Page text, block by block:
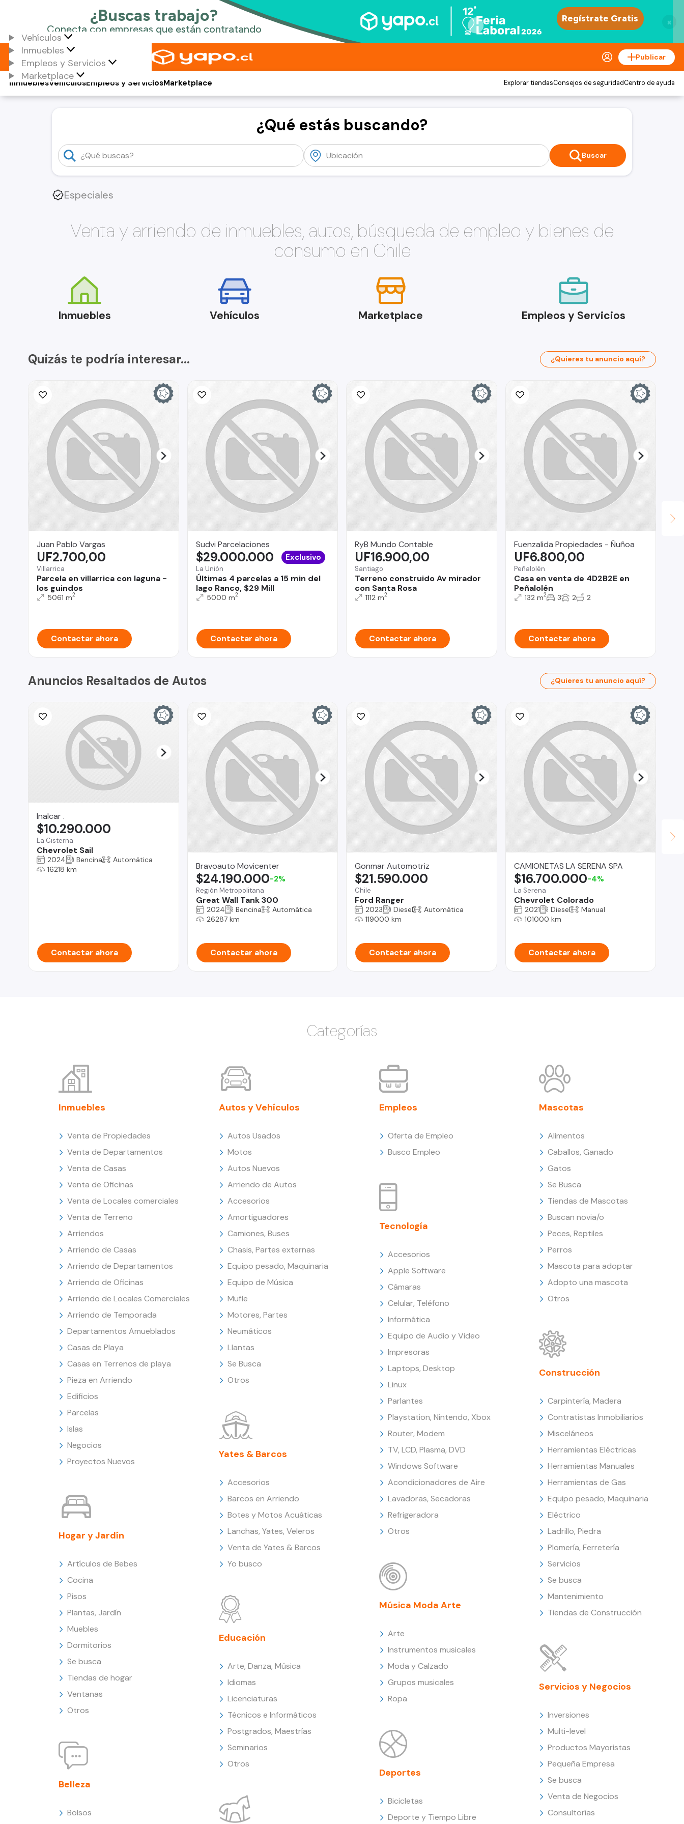
×
Vehículos
Inmuebles
Empleos y Servicios
Marketplace
Publicar
Vehículos
Inmuebles Empleos y ServiciosMarketplace Explorar tiendasConsejos de seguridadCentro de ayuda
¿Qué estás buscando?
Buscar
Especiales
Venta y arriendo de inmuebles, autos, búsqueda de empleo y bienes de
consumo en Chile
Inmuebles Vehículos Marketplace Empleos y Servicios
Quizás te podría interesar... ¿Quieres tu anuncio aquí?
Juan Pablo Vargas
Villarrica
Parcela en villarrica con laguna -
los guindos
UF2.700,00
5061 m2
Contactar ahora
Sudvi Parcelaciones
La Unión
Últimas 4 parcelas a 15 min del
lago Ranco, $29 Mill
$29.000.000 Exclusivo
5000 m2
Contactar ahora
RyB Mundo Contable
Santiago
Terreno construido Av mirador
con Santa Rosa
UF16.900,00
1112 m2
Contactar ahora
Fuenzalida Propiedades - Ñuñoa
Peñalolén
Casa en venta de 4D2B2E en
Peñalolén
UF6.800,00
132 m2 3 2 2
Contactar ahora
Anuncios Resaltados de Autos ¿Quieres tu anuncio aquí?
Inalcar .
La Cisterna
Chevrolet Sail
$10.290.000
2024 Bencina
Automática
16218 km
Contactar ahora
Bravoauto Movicenter
Región Metropolitana
Great Wall Tank 300
$24.190.000-2%
2024 Bencina
Automática
26287 km
Contactar ahora
Gonmar Automotriz
Chile
Ford Ranger
$21.590.000
2023 Diesel
Automática
119000 km
Contactar ahora
CAMIONETAS LA SERENA SPA
La Serena
Chevrolet Colorado
$16.700.000-4%
2021 Diesel
Manual
101000 km
Contactar ahora
Categorías
Inmuebles
Venta de Propiedades
Venta de Departamentos
Venta de Casas
Venta de Oficinas
Venta de Locales comerciales
Venta de Terreno
Arriendos
Arriendo de Casas
Arriendo de Departamentos
Arriendo de Oficinas
Arriendo de Locales Comerciales
Arriendo de Temporada
Departamentos Amueblados
Casas de Playa
Casas en Terrenos de playa
Pieza en Arriendo
Edificios
Parcelas
Islas
Negocios
Proyectos Nuevos
Hogar y Jardín
Artículos de Bebes
Cocina
Pisos
Plantas, Jardín
Muebles
Dormitorios
Se busca
Tiendas de hogar
Ventanas
Otros
Belleza
Bolsos
Autos y Vehículos
Autos Usados
Motos
Autos Nuevos
Arriendo de Autos
Accesorios
Amortiguadores
Camiones, Buses
Chasis, Partes externas
Equipo pesado, Maquinaria
Equipo de Música
Mufle
Motores, Partes
Neumáticos
Llantas
Se Busca
Otros
Yates & Barcos
Accesorios
Barcos en Arriendo
Botes y Motos Acuáticas
Lanchas, Yates, Veleros
Venta de Yates & Barcos
Yo busco
Educación
Arte, Danza, Música
Idiomas
Licenciaturas
Técnicos e Informáticos
Postgrados, Maestrías
Seminarios
Otros
Empleos
Oferta de Empleo
Busco Empleo
Tecnología
Accesorios
Apple Software
Cámaras
Celular, Teléfono
Informática
Equipo de Audio y Video
Impresoras
Laptops, Desktop
Linux
Parlantes
Playstation, Nintendo, Xbox
Router, Modem
TV, LCD, Plasma, DVD
Windows Software
Acondicionadores de Aire
Lavadoras, Secadoras
Refrigeradora
Otros
Música Moda Arte
Arte
Instrumentos musicales
Moda y Calzado
Grupos musicales
Ropa
Deportes
Bicicletas
Deporte y Tiempo Libre
Mascotas
Alimentos
Caballos, Ganado
Gatos
Se Busca
Tiendas de Mascotas
Buscan novia/o
Peces, Reptiles
Perros
Mascota para adoptar
Adopto una mascota
Otros
Construcción
Carpintería, Madera
Contratistas Inmobiliarios
Misceláneos
Herramientas Eléctricas
Herramientas Manuales
Herramientas de Gas
Equipo pesado, Maquinaria
Eléctrico
Ladrillo, Piedra
Plomería, Ferretería
Servicios
Se busca
Mantenimiento
Tiendas de Construcción
Servicios y Negocios
Inversiones
Multi-level
Productos Mayoristas
Pequeña Empresa
Se busca
Venta de Negocios
Consultorías